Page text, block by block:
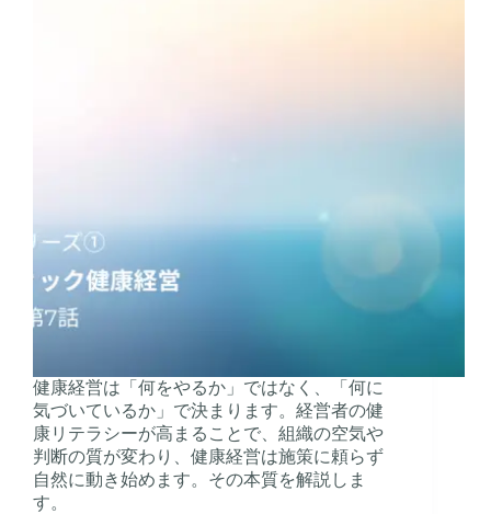
健康経営は「何をやるか」ではなく、「何に
気づいているか」で決まります。経営者の健
康リテラシーが高まることで、組織の空気や
判断の質が変わり、健康経営は施策に頼らず
自然に動き始めます。その本質を解説しま
す。